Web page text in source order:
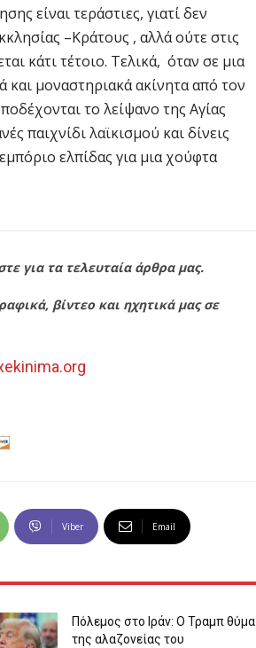
είναι τεράστιες, γιατί δεν
–Κράτους , αλλά ούτε στις
κάτι τέτοιο. Τελικά, όταν σε μια
και μοναστηριακά ακίνητα από τον
το λείψανο της Αγίας
παιχνίδι λαϊκισμού και δίνεις
ελπίδας για μια χούφτα
για τα τελευταία άρθρα μας.
βίντεο και ηχητικά μας σε
Viber Email
Πόλεμος στο Ιράν: Ο Τραμπ θύμα
της αλαζονείας του